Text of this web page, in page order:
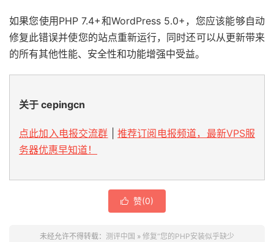
如果您使用PHP 7.4+和WordPress 5.0+，您应该能够自动
修复此错误并使您的站点重新运行，同时还可以从更新带来
的所有其他性能、安全性和功能增强中受益。
关于 cepingcn
点此加入电报交流群
推荐订阅电报频道，最新VPS服
务器优惠早知道！
 赞(0)
未经允许不得转载： 测评中国 » 修复“您的PHP安装似乎缺少